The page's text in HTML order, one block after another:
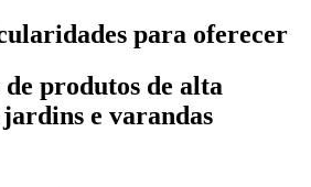
para oferecer
produtos de alta
e varandas